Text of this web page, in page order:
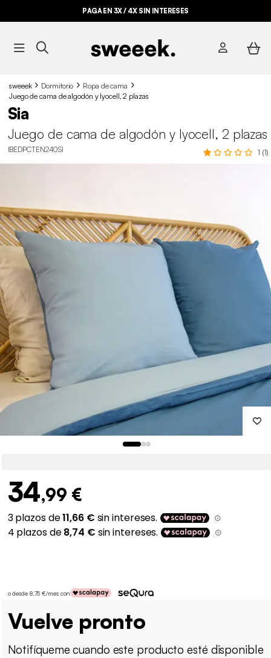
PAGA EN 3X / 4X SIN INTERESES
sweeek Dormitorio
Ropa de cama
Juego de cama de algodón y lyocell, 2 plazas
Sia
Juego de cama de algodón y lyocell, 2 plazas
IBEDPCTEN240SI 1 (1)
34,99 €
o desde 8,75 €/mes con
Vuelve pronto
Notifíqueme cuando este producto esté disponible